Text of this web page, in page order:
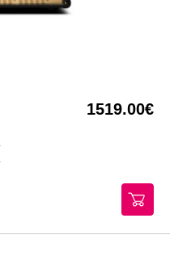
1519.00